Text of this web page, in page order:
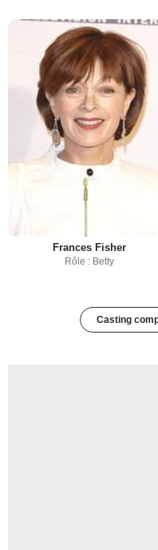
Frances Fisher
Rôle : Betty
Casting